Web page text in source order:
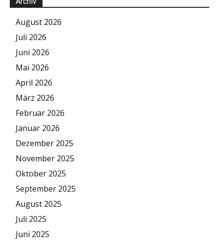
August 2026
Juli 2026
Juni 2026
Mai 2026
April 2026
März 2026
Februar 2026
Januar 2026
Dezember 2025
November 2025
Oktober 2025
September 2025
August 2025
Juli 2025
Juni 2025